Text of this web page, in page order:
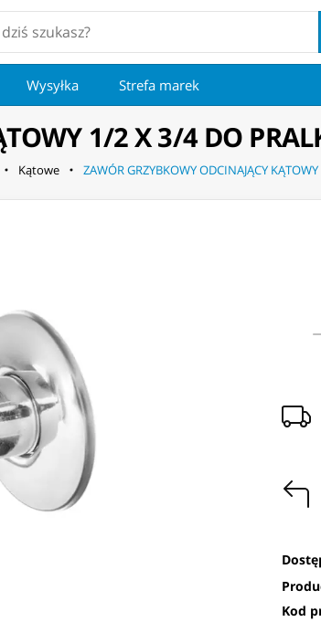
Wysyłka Strefa marek
1/2 X 3/4 DO
Kątowe ZAWÓR GRZYBKOWY ODCINAJĄCY
Kod